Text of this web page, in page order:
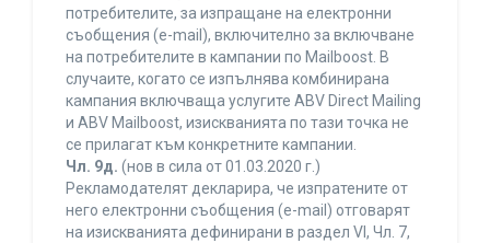
потребителите, за изпращане на електронни
съобщения (e-mail), включително за включване
на потребителите в кампании по Mailboost. В
случаите, когато се изпълнява комбинирана
кампания включваща услугите ABV Direct Mailing
и ABV Mailboost, изискванията по тази точка не
се прилагат към конкретните кампании.
Чл. 9д. (нов в сила от 01.03.2020 г.)
Рекламодателят декларира, че изпратените от
него електронни съобщения (e-mail) отговарят
на изискванията дефинирани в раздел VI, Чл. 7,